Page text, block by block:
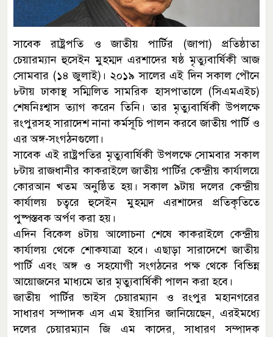
সাবেক রাষ্ট্রপতি ও জাতীয় পার্টির (জাপা) প্রতিষ্ঠাতা
চেয়ারম্যান হুসেইন মুহম্মদ এরশাদের ষষ্ঠ মৃত্যুবার্ষিকী আজ
সোমবার (১৪ জুলাই)। ২০১৯ সালের এই দিন সকাল পৌনে
৮টায় ঢাকাস্থ সম্মিলিত সামরিক হাসপাতালে (সিএমএইচ)
শেষনিঃশ্বাস ত্যাগ করেন তিনি। তার মৃত্যুবার্ষিকী উপলক্ষে
রংপুরসহ সারাদেশ নানা কর্মসূচি পালন করবে জাতীয় পার্টি ও
এর অঙ্গ-সংগঠনগুলো।
সাবেক এই রাষ্ট্রপতির মৃত্যুবার্ষিকী উপলক্ষে সোমবার সকাল
৮টায় রাজধানীর কাকরাইলে জাতীয় পার্টির কেন্দ্রীয় কার্যালয়ে
কোরআন খতম অনুষ্ঠিত হয়। সকাল ৯টায় দলের কেন্দ্রীয়
কার্যালয় চত্বরে হুসেইন মুহম্মদ এরশাদের প্রতিকৃতিতে
পুষ্পস্তবক অর্পণ করা হয়।
এদিন বিকেল ৪টায় আলোচনা শেষে কাকরাইলে কেন্দ্রীয়
কার্যালয় থেকে শোকযাত্রা হবে। এছাড়া সারাদেশে জাতীয়
পার্টি এবং অঙ্গ ও সহযোগী সংগঠনের পক্ষ থেকে বিভিন্ন
আয়োজনের মাধ্যমে তার মৃত্যুবার্ষিকী পালন করা হবে।
জাতীয় পার্টির ভাইস চেয়ারম্যান ও রংপুর মহানগরের
সাধারণ সম্পাদক এস এম ইয়াসির জানিয়েছেন, এরইমধ্যে
দলের চেয়ারম্যান জি এম কাদের, সাধারণ সম্পাদক